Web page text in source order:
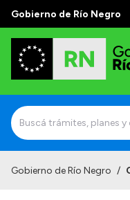
Gobierno de Río Negro
Gobierno de Río Negro /